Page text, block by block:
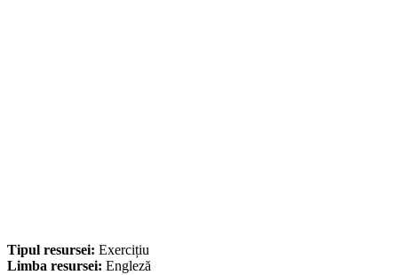
Tipul resursei: Exercițiu
Limba resursei: Engleză